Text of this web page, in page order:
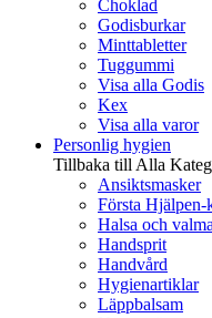
Choklad
Godisburkar
Minttabletter
Tuggummi
Visa alla Godis
Kex
Visa alla varor
Personlig hygien
Tillbaka till Alla
Ansiktsmasker
Första Hjälpen-
Halsa och
Handsprit
Handvård
Hygienartiklar
Läppbalsam